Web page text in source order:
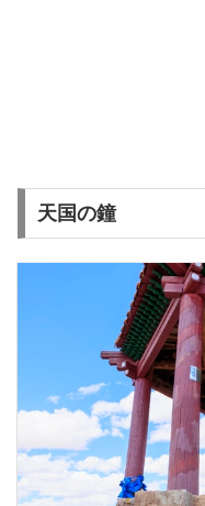
天国の鐘